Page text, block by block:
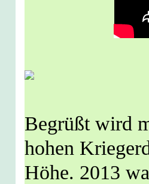
Begrüßt wird
hohen
Höhe. 2013